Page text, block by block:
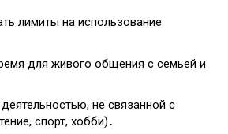
лимиты на использование
для живого общения с семьей и
не связанной с
спорт, хобби)․